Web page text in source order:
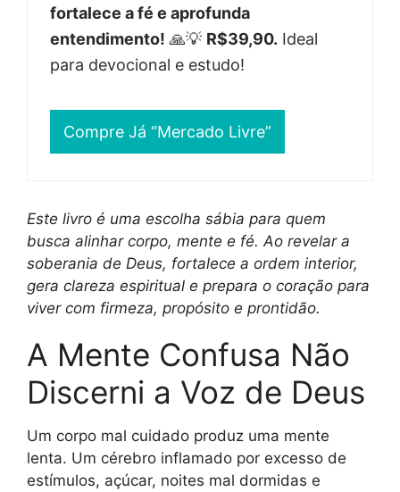
fortalece a fé e aprofunda
entendimento! 🙏💡 R$39,90. Ideal
para devocional e estudo!
Compre Já “Mercado Livre”
Este livro é uma escolha sábia para quem
busca alinhar corpo, mente e fé. Ao revelar a
soberania de Deus, fortalece a ordem interior,
gera clareza espiritual e prepara o coração para
viver com firmeza, propósito e prontidão.
A Mente Confusa Não
Discerni a Voz de Deus
Um corpo mal cuidado produz uma mente
lenta. Um cérebro inflamado por excesso de
estímulos, açúcar, noites mal dormidas e